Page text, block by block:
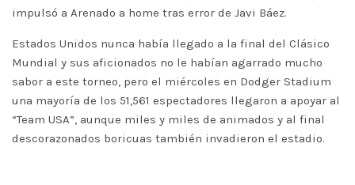
impulsó a Arenado a home tras error de Javi Báez.
Estados Unidos nunca había llegado a la final del Clásico
Mundial y sus aficionados no le habían agarrado mucho
sabor a este torneo, pero el miércoles en Dodger Stadium
una mayoría de los 51,561 espectadores llegaron a apoyar al
“Team USA”, aunque miles y miles de animados y al final
descorazonados boricuas también invadieron el estadio.